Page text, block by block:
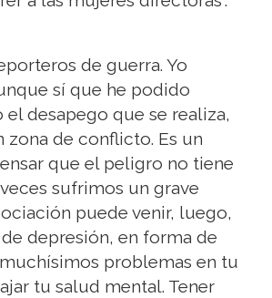
de guerra. Yo
sí que he podido
desapego que se realiza,
zona de conflicto. Es un
que el peligro no tiene
sufrimos un grave
puede venir, luego,
depresión, en forma de
problemas en tu
tu salud mental. Tener